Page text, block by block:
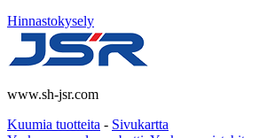
Hinnastokysely
www.sh-jsr.com
Kuumia tuotteita - Sivukartta